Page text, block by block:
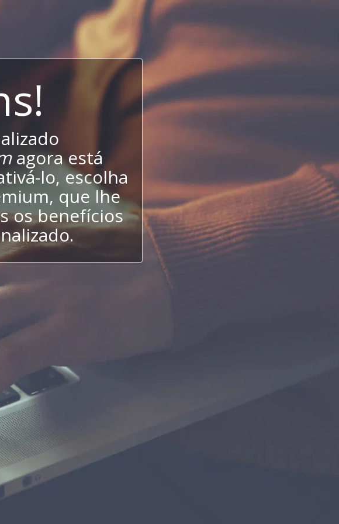
agora está
lo, escolha
que lhe
os benefícios